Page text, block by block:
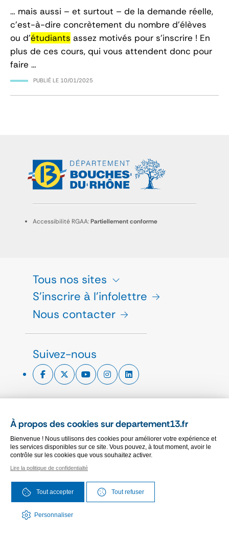
À propos des cookies sur departement13.fr
Bienvenue ! Nous utilisons des cookies pour améliorer votre expérience et
les services disponibles sur ce site. Vous pouvez, à tout moment, avoir le
contrôle sur les cookies que vous souhaitez activer.
Lire la politique de confidentialté
Tout accepter Tout refuser
Personnaliser
… mais aussi – et surtout – de la demande réelle,
c’est-à-dire concrètement du nombre d’élèves
ou d’étudiants assez motivés pour s’inscrire ! En
plus de ces cours, qui vous attendent donc pour
faire …
PUBLIÉ LE 10/01/2025
Accessibilité RGAA:Partiellement conforme
Tous nos sites
S'inscrire à l'infolettre
Nous contacter
Suivez-nous
CHARTE GRAPHIQUE
MARCHÉS PUBLICS
PLAN DU SITE
MENTIONS LÉGALES
PROTECTION DES DONNÉES